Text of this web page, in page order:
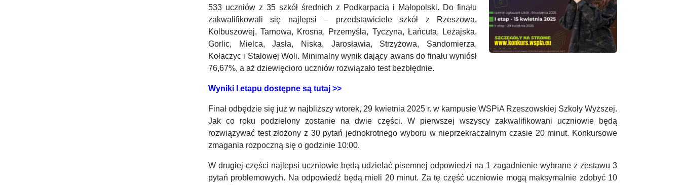
533 uczniów z 35 szkół średnich z Podkarpacia i Małopolski. Do finału
zakwalifikowali się najlepsi – przedstawiciele szkół z Rzeszowa,
Kolbuszowej, Tarnowa, Krosna, Przemyśla, Tyczyna, Łańcuta, Leżajska,
Gorlic, Mielca, Jasła, Niska, Jarosławia, Strzyżowa, Sandomierza,
Kołaczyc i Stalowej Woli. Minimalny wynik dający awans do finału wyniósł
76,67%, a aż dziewięcioro uczniów rozwiązało test bezbłędnie.
Wyniki I etapu dostępne są tutaj >>
Finał odbędzie się już w najbliższy wtorek, 29 kwietnia 2025 r. w kampusie WSPiA Rzeszowskiej Szkoły Wyższej.
Jak co roku podzielony zostanie na dwie części. W pierwszej wszyscy zakwalifikowani uczniowie będą
rozwiązywać test złożony z 30 pytań jednokrotnego wyboru w nieprzekraczalnym czasie 20 minut. Konkursowe
zmagania rozpoczną się o godzinie 10:00.
W drugiej części najlepsi uczniowie będą udzielać pisemnej odpowiedzi na 1 zagadnienie wybrane z zestawu 3
pytań problemowych. Na odpowiedź będą mieli 20 minut. Za tę część uczniowie mogą maksymalnie zdobyć 10